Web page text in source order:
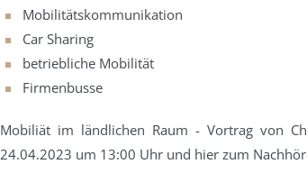
Mobilitätskommunikation
Car Sharing
betriebliche Mobilität
Firmenbusse
Mobiliät im ländlichen Raum - Vortrag von
24.04.2023 um 13:00 Uhr und hier zum